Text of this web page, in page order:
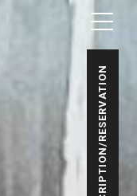
INSCRIPTION/RESERVATION